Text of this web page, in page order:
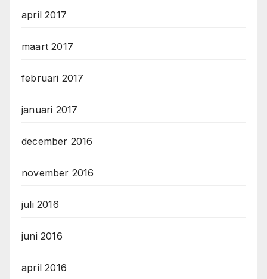
april 2017
maart 2017
februari 2017
januari 2017
december 2016
november 2016
juli 2016
juni 2016
april 2016